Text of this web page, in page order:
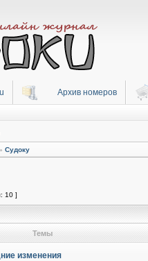
Архив номеров
» Судоку
10 ]
Темы
изменения